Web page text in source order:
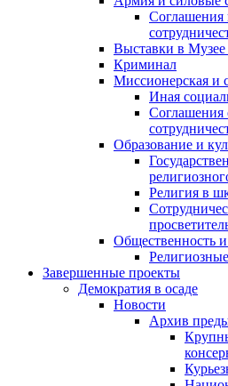
Соглашения
Выставки в
Криминал
Миссионерская и
Иная
Соглашения
Образование и
Религия в
Общественность
Завершенные проекты
Демократия в осаде
Новости
Архив